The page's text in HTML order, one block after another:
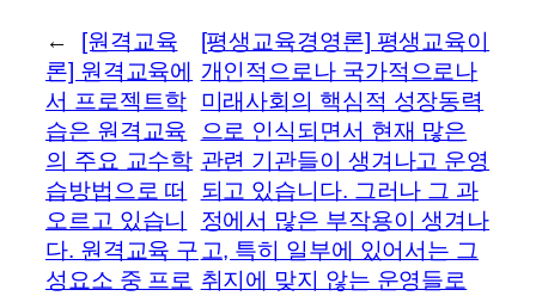
←
[원격교육
론] 원격교육에
서 프로젝트학
습은 원격교육
의 주요 교수학
습방법으로 떠
오르고 있습니
다. 원격교육 구
성요소 중 프로
[평생교육경영론] 평생교육이
개인적으로나 국가적으로나
미래사회의 핵심적 성장동력
으로 인식되면서 현재 많은
관련 기관들이 생겨나고 운영
되고 있습니다. 그러나 그 과
정에서 많은 부작용이 생겨나
고, 특히 일부에 있어서는 그
취지에 맞지 않는 운영들로